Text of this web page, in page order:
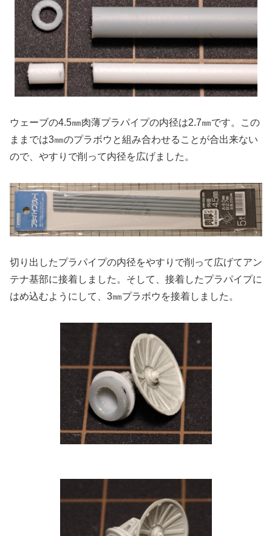
ウェーブの4.5㎜肉薄プラパイプの内径は2.7㎜です。この
ままでは3㎜のプラボウと組み合わせることが合出来ない
ので、やすりで削って内径を広げました。
切り出したプラパイプの内径をやすりで削って広げてアン
テナ基部に接着しました。そして、接着したプラパイプに
はめ込むようにして、3㎜プラボウを接着しました。